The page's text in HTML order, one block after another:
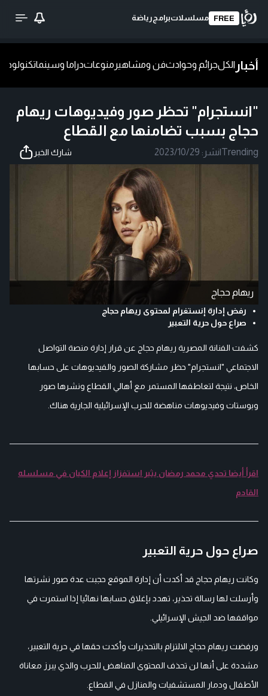
FREE مسلسلاتبرامج رياضة
أخبار الكلجرائم وحوادثفن ومشاهير منوعاتدراما وسينماتكنولوجيا
"انستجرام" تحظر صور وفيديوهات ريهام
حجاج بسبب تضامنها مع القطاع
Trending
|نشر: 2023/10/29 شارك الخبر
ريهام حجاج
رفض إدارة إنستغرام لمحتوى ريهام حجاج
صراع حول حرية التعبير
كشفت الفنانة المصرية ريهام حجاج عن قرار إدارة منصة التواصل
الاجتماعي "انستجرام" حظر مشاركة الصور والفيديوهات على حسابها
الخاص، نتيجة لتعاطفها المستمر مع أهالي القطاع ونشرها صور
وبوستات وفيديوهات مناهضة للحرب الإسرائيلية الجارية هناك.
اقرأ أيضا تحدي محمد رمضان يثير استفزاز إعلام الكيان في مسلسله
القادم
صراع حول حرية التعبير
وكانت ريهام حجاج قد أكدت أن إدارة الموقع حجبت عدة صور نشرتها
وأرسلت لها رسالة تحذير، تهدد بإغلاق حسابها نهائيا إذا استمرت في
مواقفها ضد الجيش الإسرائيلي.
ورفضت ريهام حجاج الالتزام بالتحذيرات وأكدت حقها في حرية التعبير،
مشددة على أنها لن تحذف المحتوى المناهض للحرب والذي يبرز معاناة
الأطفال ودمار المستشفيات والمنازل في القطاع.